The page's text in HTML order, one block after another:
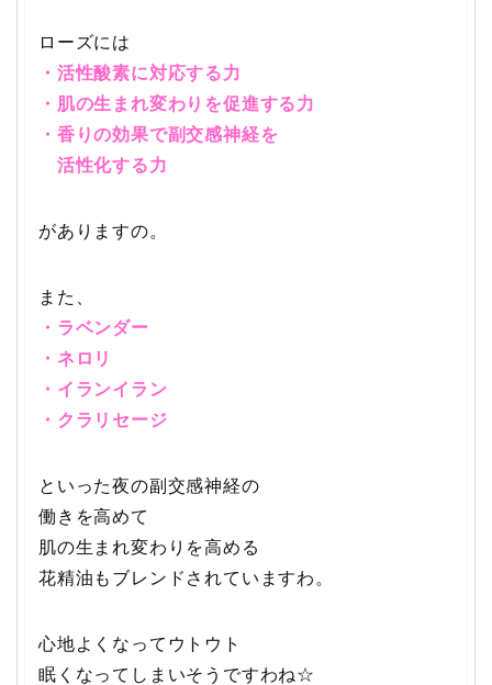
ローズには
・活性酸素に対応する力
・肌の生まれ変わりを促進する力
・香りの効果で副交感神経を
活性化する力
がありますの。
また、
・ラベンダー
・ネロリ
・イランイラン
・クラリセージ
といった夜の副交感神経の
働きを高めて
肌の生まれ変わりを高める
花精油もブレンドされていますわ。
心地よくなってウトウト
眠くなってしまいそうですわね☆